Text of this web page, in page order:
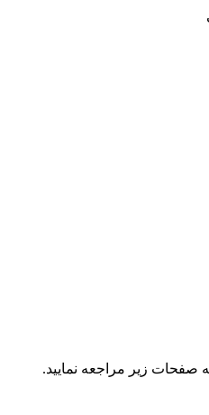
زیر مراجعه نمایید.